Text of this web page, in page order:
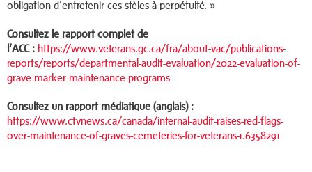
obligation d’entretenir ces stèles à perpétuité. »
Consultez le rapport complet de
l’ACC : https://www.veterans.gc.ca/fra/about-vac/publications-
reports/reports/departmental-audit-evaluation/2022-evaluation-of-
grave-marker-maintenance-programs
Consultez un rapport médiatique (anglais) :
https://www.ctvnews.ca/canada/internal-audit-raises-red-flags-
over-maintenance-of-graves-cemeteries-for-veterans-1.6358291